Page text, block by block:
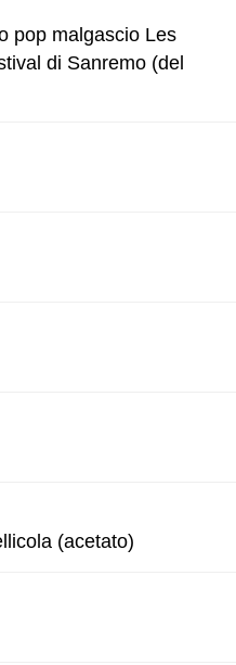
pop malgascio Les
di Sanremo (del
(acetato)